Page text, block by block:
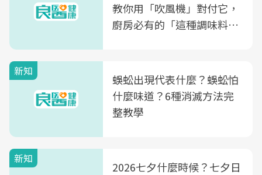
教你用「吹風機」對付它，
廚房必有的「這種調味料」
新知
蜈蚣出現代表什麼？蜈蚣怕
什麼味道？6種消滅方法完
整教學
新知
2026七夕什麼時候？七夕日